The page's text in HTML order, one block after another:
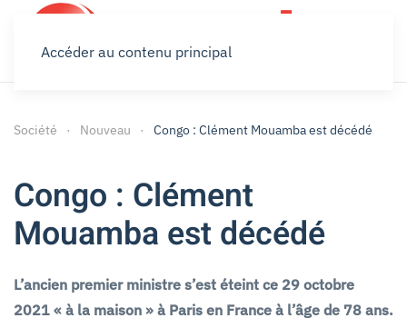
Accéder au contenu principal
Société Nouveau Congo : Clément Mouamba est décédé
Congo : Clément
Mouamba est décédé
L’ancien premier ministre s’est éteint ce 29 octobre
2021 « à la maison » à Paris en France à l’âge de 78 ans.